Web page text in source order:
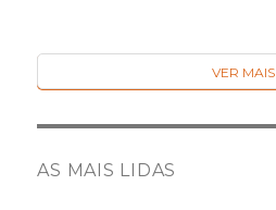
VER MAIS
AS MAIS LIDAS